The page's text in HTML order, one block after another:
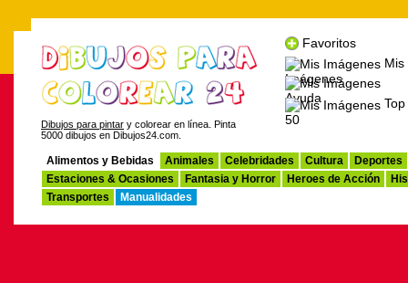
Dibujos para pintar y colorear en línea. Pinta
5000 dibujos en Dibujos24.com.
Favoritos
Mis
Imágenes
Ayuda
Top
50
Alimentos y Bebidas Animales Celebridades Cultura
Deportes
Estaciones & Ocasiones
Fantasia y Horror Heroes de Acción
Transportes
Manualidades